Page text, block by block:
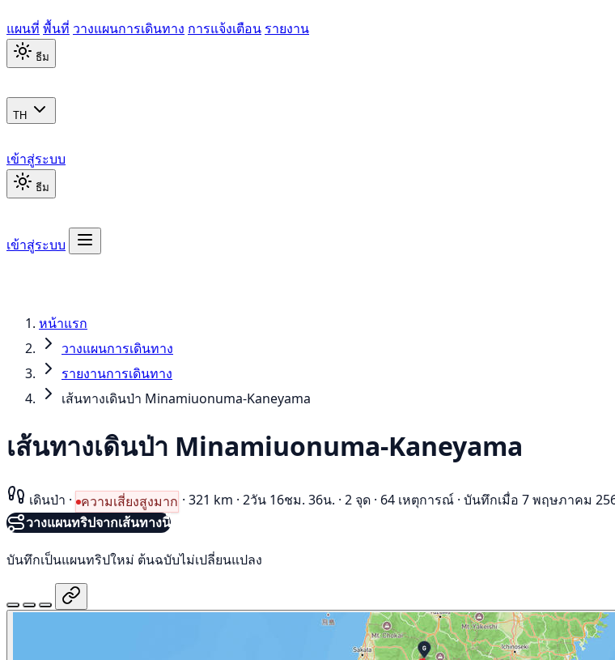
แผนที่ พื้นที่ วางแผนการเดินทาง การแจ้งเตือน รายงาน
ธีม
TH
เข้าสู่ระบบ
ธีม
เข้าสู่ระบบ
หน้าแรก
วางแผนการเดินทาง
รายงานการเดินทาง
เส้นทางเดินป่า Minamiuonuma-Kaneyama
เส้นทางเดินป่า Minamiuonuma-Kaneyama
เดินป่า · ความเสี่ยงสูงมาก · 321 km · 2วัน 16ชม. 36น. · 2 จุด · 64 เหตุการณ์ · บันทึกเมื่อ 7 พฤษภาคม
วางแผนทริปจากเส้นทางนี้
บันทึกเป็นแผนทริปใหม่ ต้นฉบับไม่เปลี่ยนแปลง